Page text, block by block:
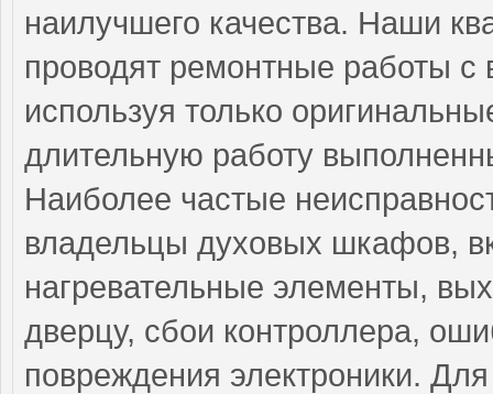
наилучшего качества. Наши
проводят ремонтные работы с
используя только
длительную работу
Наиболее частые
владельцы духовых шкафов,
нагревательные элементы,
дверцу, сбои контроллера,
повреждения электроники.